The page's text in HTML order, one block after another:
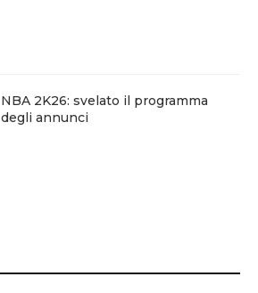
NBA 2K26: svelato il programma
degli annunci